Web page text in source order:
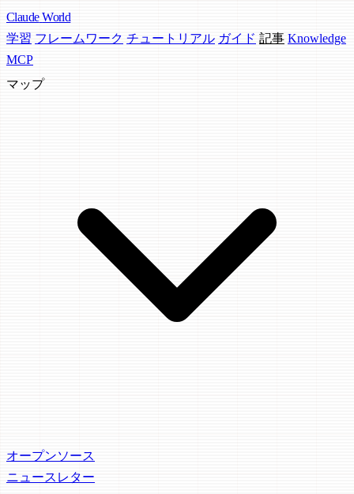
Claude World
学習 フレームワーク チュートリアル ガイド 記事 Knowledge
MCP
マップ
オープンソース
ニュースレター